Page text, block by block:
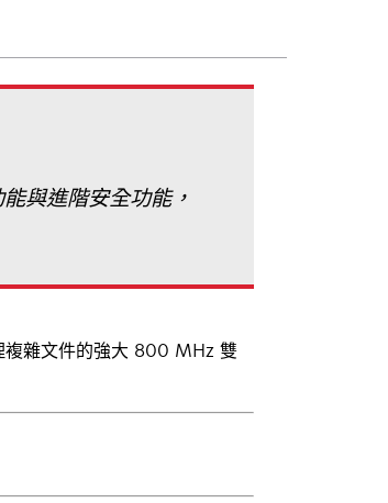
與進階安全功能，
複雜文件的強大 800 MHz 雙